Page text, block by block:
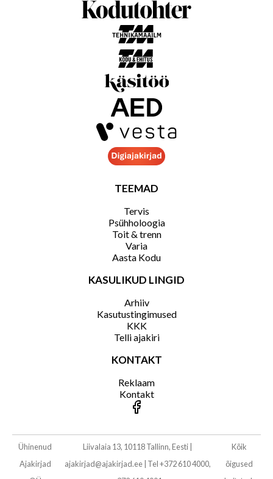
TEEMAD
Tervis
Psühholoogia
Toit & trenn
Varia
Aasta Kodu
KASULIKUD LINGID
Arhiiv
Kasutustingimused
KKK
Telli ajakiri
KONTAKT
Reklaam
Kontakt
Ühinenud
Ajakirjad
Liivalaia 13, 10118 Tallinn, Eesti
ajakirjad@ajakirjad.ee| Tel +372 610 4000,
Kõik
õigused